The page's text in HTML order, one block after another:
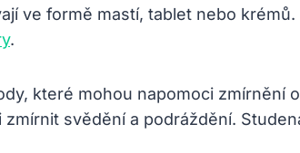
ve formě mastí, tablet nebo
.
které mohou napomoci
svědění a podráždění.